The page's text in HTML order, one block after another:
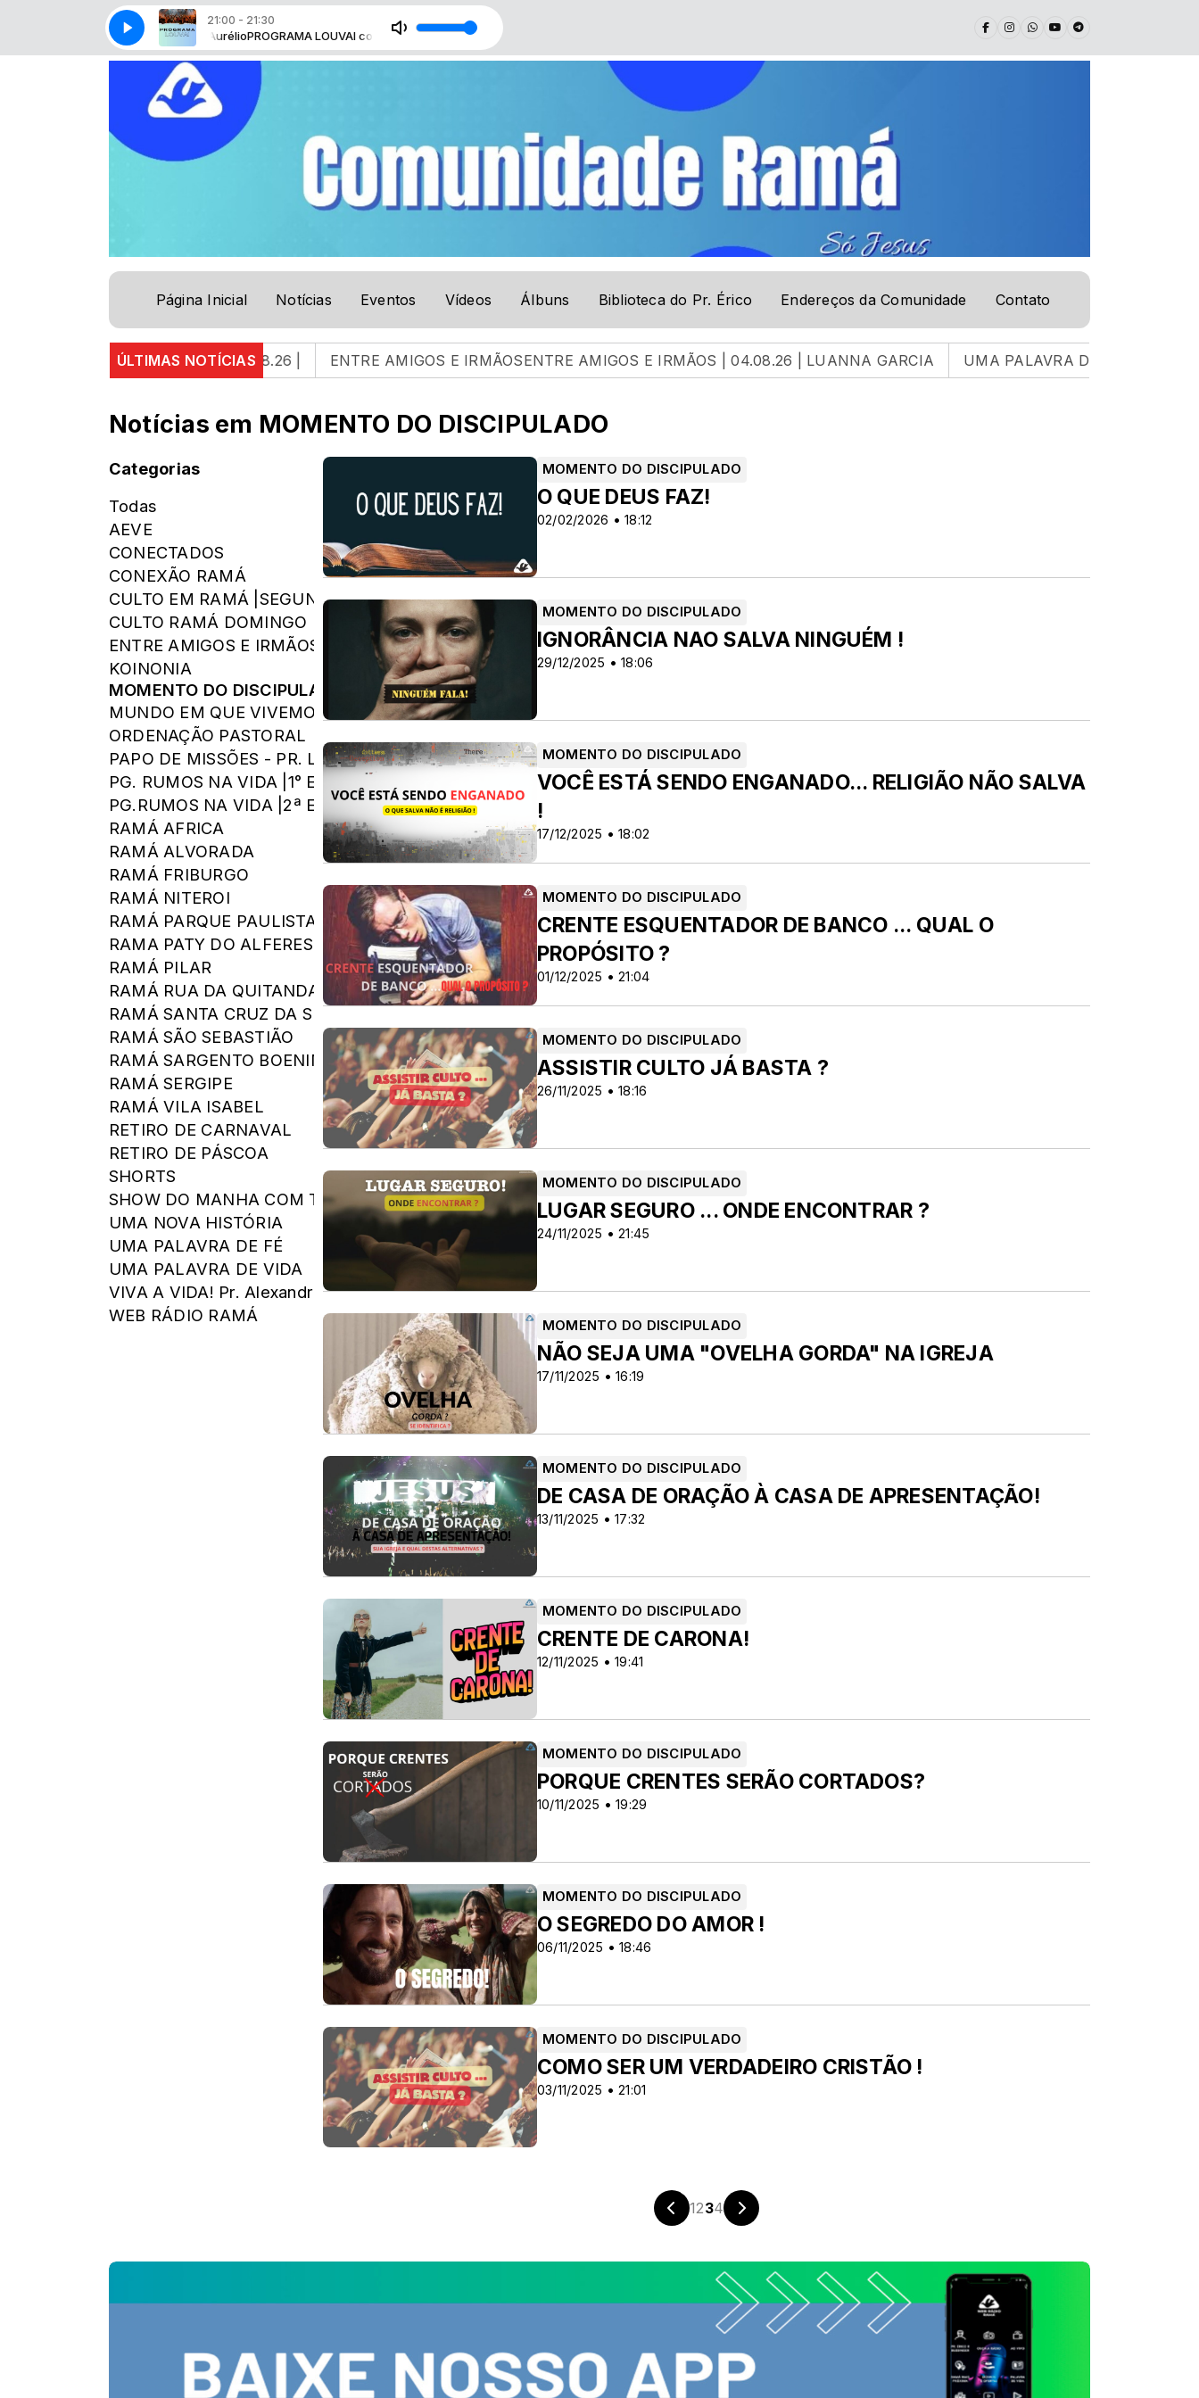
21:00 - 21:30
PROGRAMA LOUVAI com Marco AurélioPROGRAMA LOUVAI com Marco Aurélio
Página Inicial Notícias Eventos Vídeos Álbuns Biblioteca do Pr. Érico Endereços da Comunidade Contato
ÚLTIMAS NOTÍCIAS
DO DISCIPULADO | 04.08.26 | ENTRE AMIGOS E IRMÃOSENTRE AMIGOS E IRMÃOS | 04.08.26 | LUANNA GARCIA UMA PALAVRA DE VIDA | 04.08.26 |
Notícias em MOMENTO DO DISCIPULADO
Categorias
Todas
AEVE
CONECTADOS
CONEXÃO RAMÁ
CULTO EM RAMÁ |SEGUNDA|
CULTO RAMÁ DOMINGO
ENTRE AMIGOS E IRMÃOS
KOINONIA
MOMENTO DO DISCIPULADO
MUNDO EM QUE VIVEMOS
ORDENAÇÃO PASTORAL
PAPO DE MISSÕES - PR. LEANDRO NEMER
PG. RUMOS NA VIDA |1° EDIÇÃO|
PG.RUMOS NA VIDA |2ª EDIÇÃO|
RAMÁ AFRICA
RAMÁ ALVORADA
RAMÁ FRIBURGO
RAMÁ NITEROI
RAMÁ PARQUE PAULISTA
RAMA PATY DO ALFERES
RAMÁ PILAR
RAMÁ RUA DA QUITANDA
RAMÁ SANTA CRUZ DA SERRA
RAMÁ SÃO SEBASTIÃO
RAMÁ SARGENTO BOENING
RAMÁ SERGIPE
RAMÁ VILA ISABEL
RETIRO DE CARNAVAL
RETIRO DE PÁSCOA
SHORTS
SHOW DO MANHA COM TONY CORRÊA
UMA NOVA HISTÓRIA
UMA PALAVRA DE FÉ
UMA PALAVRA DE VIDA
VIVA A VIDA! Pr. Alexandre Faria
WEB RÁDIO RAMÁ
MOMENTO DO DISCIPULADO
02/02/2026 • 18:12
O QUE DEUS FAZ!
MOMENTO DO DISCIPULADO
29/12/2025 • 18:06
IGNORÂNCIA NAO SALVA NINGUÉM !
MOMENTO DO DISCIPULADO
17/12/2025 • 18:02
VOCÊ ESTÁ SENDO ENGANADO... RELIGIÃO NÃO SALVA
!
MOMENTO DO DISCIPULADO
01/12/2025 • 21:04
CRENTE ESQUENTADOR DE BANCO ... QUAL O
PROPÓSITO ?
MOMENTO DO DISCIPULADO
26/11/2025 • 18:16
ASSISTIR CULTO JÁ BASTA ?
MOMENTO DO DISCIPULADO
24/11/2025 • 21:45
LUGAR SEGURO ... ONDE ENCONTRAR ?
MOMENTO DO DISCIPULADO
17/11/2025 • 16:19
NÃO SEJA UMA "OVELHA GORDA" NA IGREJA
MOMENTO DO DISCIPULADO
13/11/2025 • 17:32
DE CASA DE ORAÇÃO À CASA DE APRESENTAÇÃO!
MOMENTO DO DISCIPULADO
12/11/2025 • 19:41
CRENTE DE CARONA!
MOMENTO DO DISCIPULADO
10/11/2025 • 19:29
PORQUE CRENTES SERÃO CORTADOS?
MOMENTO DO DISCIPULADO
06/11/2025 • 18:46
O SEGREDO DO AMOR !
MOMENTO DO DISCIPULADO
03/11/2025 • 21:01
COMO SER UM VERDADEIRO CRISTÃO !
1234